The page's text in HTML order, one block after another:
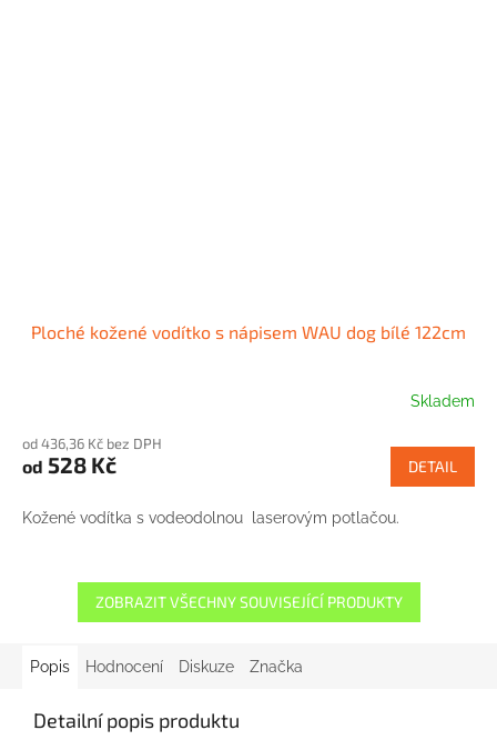
Ploché kožené vodítko s nápisem WAU dog bílé 122cm
Skladem
od 436,36 Kč bez DPH
od 528 Kč DETAIL
Kožené vodítka s vodeodolnou laserovým potlačou.
ZOBRAZIT VŠECHNY SOUVISEJÍCÍ PRODUKTY
Popis Hodnocení Diskuze Značka
Detailní popis produktu